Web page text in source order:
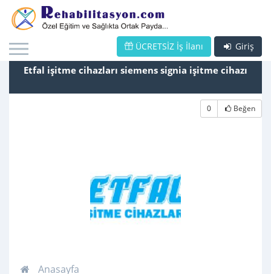
Giriş
ÜCRETSİZ İş İlanı
Etfal işitme cihazları siemens signia işitme cihazı
0 Beğen
Anasayfa